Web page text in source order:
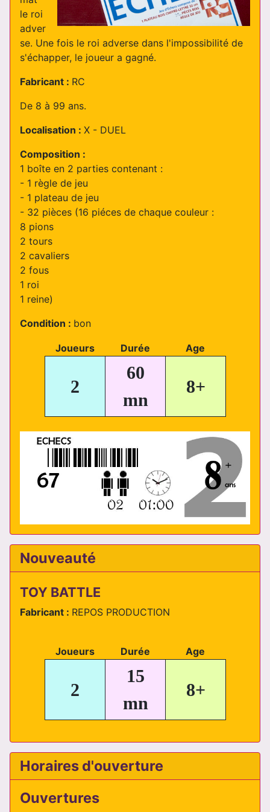
le roi
adver
se. Une fois le roi adverse dans l'impossibilité de
s'échapper, le joueur a gagné.
Fabricant : RC
De 8 à 99 ans.
Localisation : X - DUEL
Composition :
1 boîte en 2 parties contenant :
- 1 règle de jeu
- 1 plateau de jeu
- 32 pièces (16 piéces de chaque couleur :
8 pions
2 tours
2 cavaliers
2 fous
1 roi
1 reine)
Condition : bon
Joueurs Durée Age
2
60
mn
8+
Nouveauté
TOY BATTLE
Fabricant : REPOS PRODUCTION
Joueurs Durée Age
2
15
mn
8+
Horaires d'ouverture
Ouvertures